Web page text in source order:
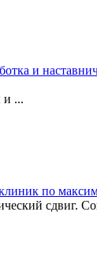
и
и ...
по
сдвиг.